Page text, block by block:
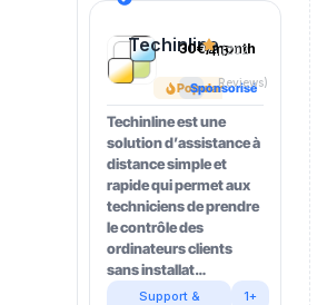
Techinline
Popular
Sponsorisé
30€/month
4.5(202
Reviews)
Techinline est une
solution d’assistance à
distance simple et
rapide qui permet aux
techniciens de prendre
le contrôle des
ordinateurs clients
sans installat…
Support & 1+